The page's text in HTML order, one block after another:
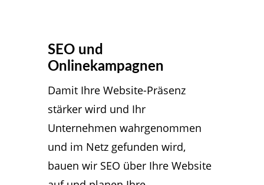
SEO und
Onlinekampagnen
Damit Ihre Website-Präsenz
stärker wird und Ihr
Unternehmen wahrgenommen
und im Netz gefunden wird,
bauen wir SEO über Ihre Website